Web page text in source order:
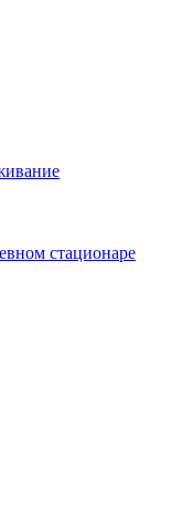
стационаре